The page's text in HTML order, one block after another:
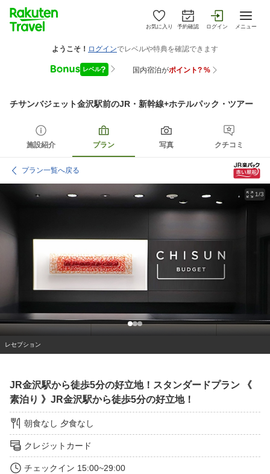
お気に入り 予約確認 ログイン メニュー
チサンバジェット金沢駅前のJR・新幹線+ホテルパック・ツアー
施設紹介 プラン 写真 クチコミ
プラン一覧へ戻る
1/3
レセプション
JR金沢駅から徒歩5分の好立地！スタンダードプラン 《
素泊り 》JR金沢駅から徒歩5分の好立地！
朝食なし 夕食なし
クレジットカード
チェックイン 15:00~29:00